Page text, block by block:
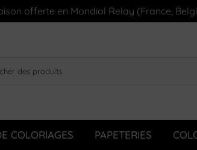
offerte en Mondial Relay (France,
COLORIAGES PAPETERIES